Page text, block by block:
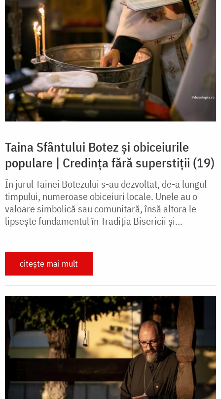
Taina Sfântului Botez și obiceiurile
populare | Credința fără superstiții (19)
În jurul Tainei Botezului s-au dezvoltat, de-a lungul
timpului, numeroase obiceiuri locale. Unele au o
valoare simbolică sau comunitară, însă altora le
lipsește fundamentul în Tradiția Bisericii și...
citește mai mult